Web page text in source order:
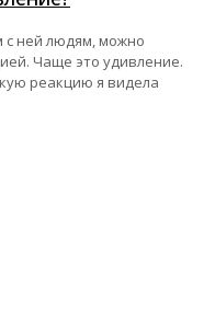
с ней людям, можно
Чаще это удивление.
реакцию я видела